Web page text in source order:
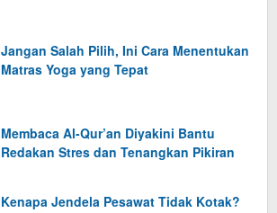
Jangan Salah Pilih, Ini Cara Menentukan
Matras Yoga yang Tepat
Membaca Al-Qur’an Diyakini Bantu
Redakan Stres dan Tenangkan Pikiran
Kenapa Jendela Pesawat Tidak Kotak?